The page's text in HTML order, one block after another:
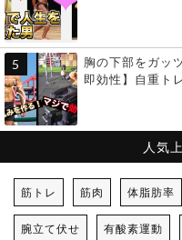
胸の下部をガッ
即効性】自重ト
人気
筋トレ 筋肉 体脂肪率
腕立て伏せ 有酸素運動